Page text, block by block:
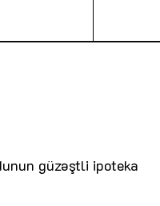
güzəştli ipoteka